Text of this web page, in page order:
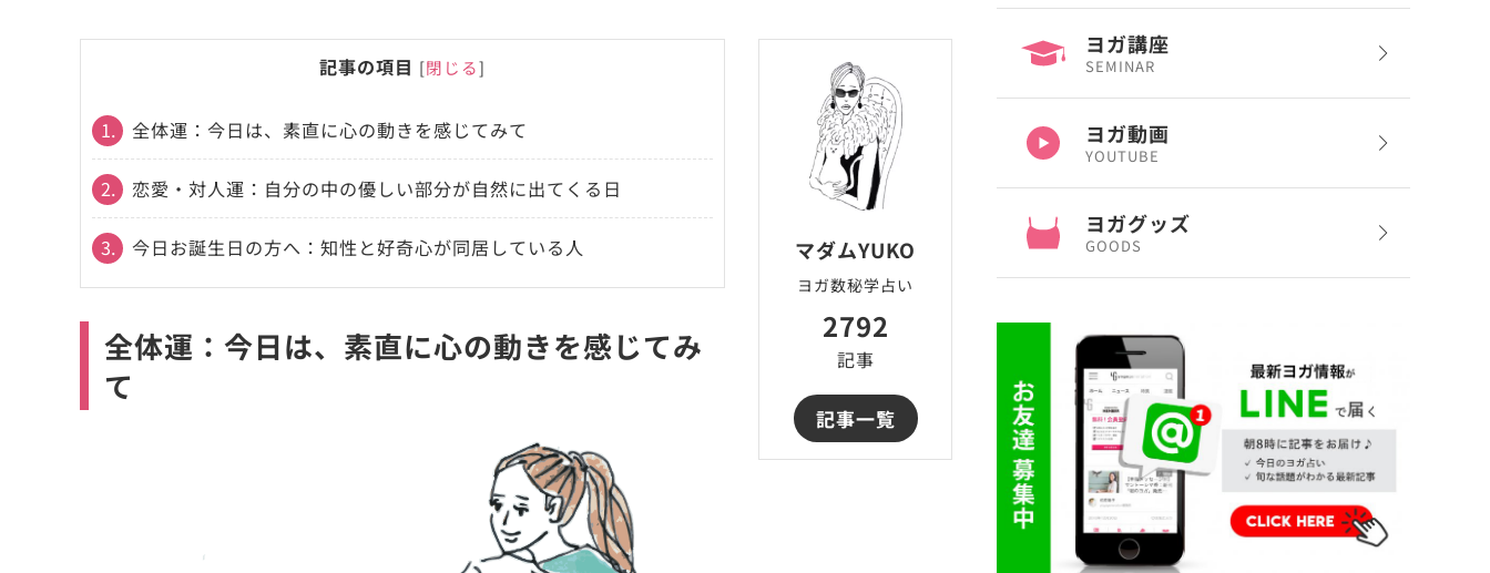
記事の項目 [閉じる]
1. 全体運：今日は、素直に心の動きを感じてみて
2. 恋愛・対人運：自分の中の優しい部分が自然に出てくる日
3. 今日お誕生日の方へ：知性と好奇心が同居している人
全体運：今日は、素直に心の動きを感じてみ
て
マダムYUKO
ヨガ数秘学占い
2792
記事
記事一覧
ヨガ講座
SEMINAR
ヨガ動画
YOUTUBE
ヨガグッズ
GOODS